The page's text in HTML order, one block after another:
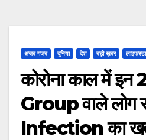
अजब गजब दुनिया देश बड़ी ख़बर
कोरोना काल में
Group वाले लोग
Infection का